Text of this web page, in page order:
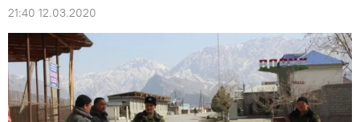
21:40 12.03.2020